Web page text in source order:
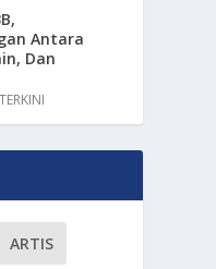
Antara
Dan
TERKINI
ARTIS